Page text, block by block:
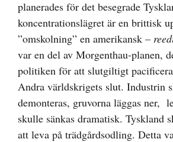
planerades för det besegrade
koncentrationslägret är en brittisk
”omskolning” en amerikansk –
var en del av Morgenthau-planen,
politiken för att slutgiltigt
Andra världskrigets slut. Industrin
demonteras, gruvorna läggas ner,
skulle sänkas dramatisk. Tyskland
att leva på trädgårdsodling. Detta